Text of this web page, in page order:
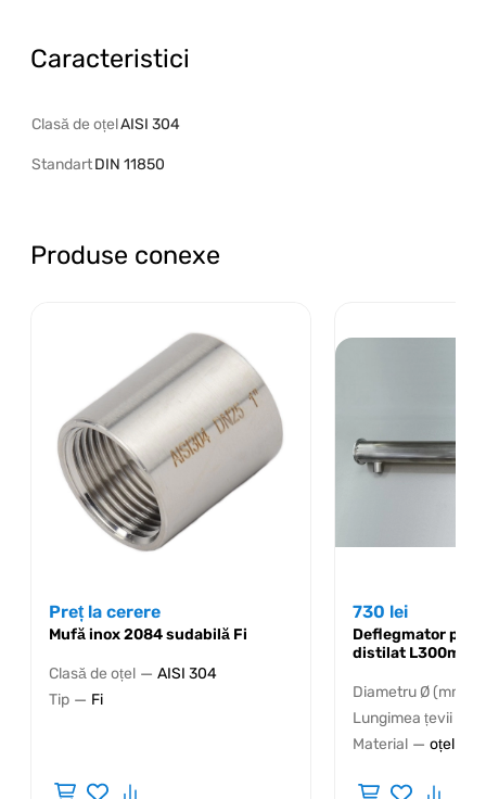
Caracteristici
Clasă de oțelAISI 304
StandartDIN 11850
Produse conexe
Preț la cerere
Mufă inox 2084 sudabilă Fi
Clasă de oțel — AISI 304
Tip — Fi
730 lei
Deflegmator
distilat L300mm
Diametru Ø (mm)
Lungimea țevii
Material — oțel